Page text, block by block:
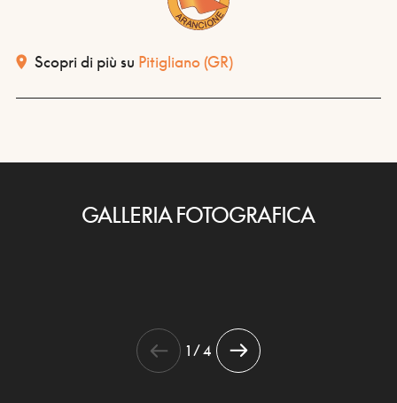
Scopri di più su Pitigliano(GR)
GALLERIA FOTOGRAFICA
1 / 4